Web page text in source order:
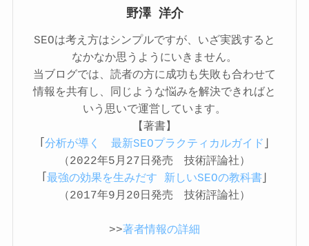
野澤 洋介
SEOは考え方はシンプルですが、いざ実践すると
なかなか思うようにいきません。
当ブログでは、読者の方に成功も失敗も合わせて
情報を共有し、同じような悩みを解決できればと
いう思いで運営しています。
【著書】
「 分析が導く 最新SEOプラクティカルガイド
（2022年5月27日発売 技術評論社）
「 最強の効果を生みだす 新しいSEOの教科書
（2017年9月20日発売 技術評論社）
>>著者情報の詳細